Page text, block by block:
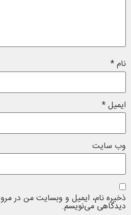
نام*
ایمیل*
وب‌ سایت
ذخیره نام، ایمیل و وبسایت من در
دیدگاهی می‌نویسم.